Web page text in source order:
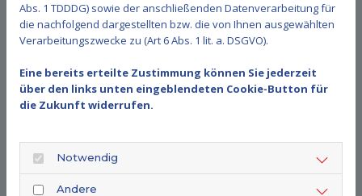
Anschluss werden langjährige Mitglieder für Ihre
Vereinstreue geehrt, bevor dann die Küche öffnet und
ein reichhaltiges Speisenangebot angeboten wird.
Wir freuen uns über Euren Besuch!
Abs. 1 TDDDG) sowie der anschließenden Datenverarbeitung für
die nachfolgend dargestellten bzw. die von Ihnen ausgewählten
Verarbeitungszwecke zu (Art 6 Abs. 1 lit. a. DSGVO).
Eine bereits erteilte Zustimmung können Sie jederzeit
über den links unten eingeblendeten Cookie-Button für
die Zukunft widerrufen.
Notwendig
Andere